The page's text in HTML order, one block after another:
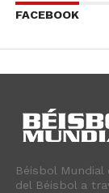
FACEBOOK
Béisbol
del Béisbol a